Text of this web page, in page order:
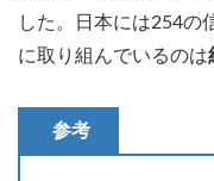
した。日本には254の
に取り組んでいるのは
参考